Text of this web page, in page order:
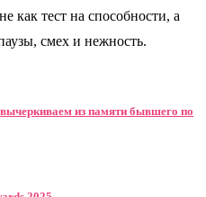
как тест на способности, а
смех и нежность.
из памяти бывшего по